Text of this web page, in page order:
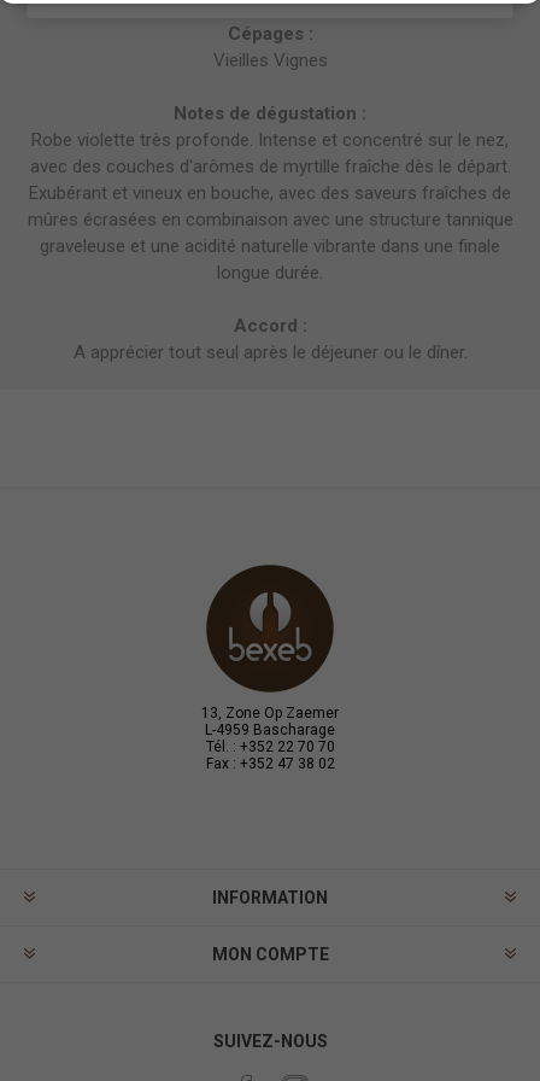
Cépages :
Vieilles Vignes
Notes de dégustation :
Robe violette très profonde. Intense et concentré sur le nez,
avec des couches d'arômes de myrtille fraîche dès le départ.
Exubérant et vineux en bouche, avec des saveurs fraîches de
mûres écrasées en combinaison avec une structure tannique
graveleuse et une acidité naturelle vibrante dans une finale
longue durée.
Accord :
A apprécier tout seul après le déjeuner ou le dîner.
13, Zone Op Zaemer
L-4959 Bascharage
Tél. : +352 22 70 70
Fax : +352 47 38 02
INFORMATION
MON COMPTE
SUIVEZ-NOUS